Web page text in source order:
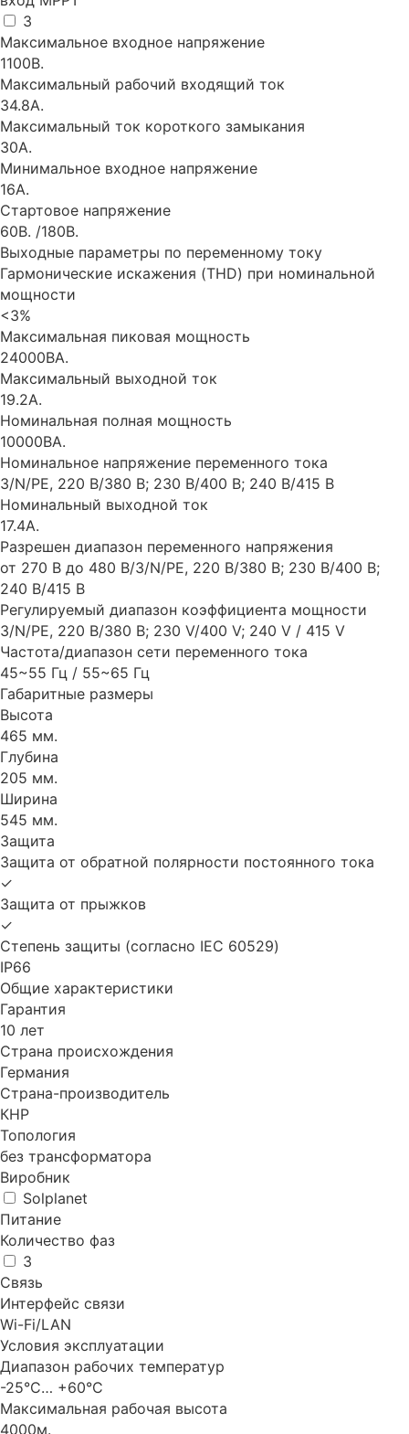
3
Максимальное входное напряжение
1100В.
Максимальный рабочий входящий ток
34.8А.
Максимальный ток короткого замыкания
30А.
Минимальное входное напряжение
16А.
Стартовое напряжение
60В. /180В.
Выходные параметры по переменному току
Гармонические искажения (THD) при номинальной
мощности
<3%
Максимальная пиковая мощность
24000ВА.
Максимальный выходной ток
19.2A.
Номинальная полная мощность
10000ВА.
Номинальное напряжение переменного тока
3/N/PE, 220 В/380 В; 230 В/400 В; 240 В/415 В
Номинальный выходной ток
17.4A.
Разрешен диапазон переменного напряжения
от 270 В до 480 В/3/N/PE, 220 В/380 В; 230 В/400 В;
240 В/415 В
Регулируемый диапазон коэффициента мощности
3/N/PE, 220 В/380 В; 230 V/400 V; 240 V / 415 V
Частота/диапазон сети переменного тока
45~55 Гц / 55~65 Гц
Габаритные размеры
Высота
465 мм.
Глубина
205 мм.
Ширина
545 мм.
Защита
Защита от обратной полярности постоянного тока
✓
Защита от прыжков
✓
Степень защиты (согласно IEC 60529)
IP66
Общие характеристики
Гарантия
10 лет
Страна происхождения
Германия
Страна-производитель
КНР
Топология
без трансформатора
Виробник
Solplanet
Питание
Количество фаз
3
Связь
Интерфейс связи
Wi-Fi/LAN
Условия эксплуатации
Диапазон рабочих температур
-25°C… +60°C
Максимальная рабочая высота
4000м.